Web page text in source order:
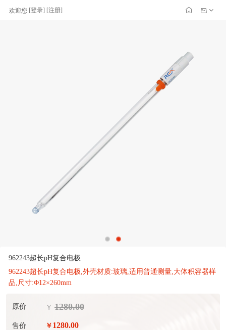
欢迎您 [登录] [注册]
962243超长pH复合电极
962243超长pH复合电极,外壳材质:玻璃,适用普通测量,大体积容器样
品,尺寸:Φ12×260mm
原价 ￥ 1280.00
售价 ￥ 1280.00